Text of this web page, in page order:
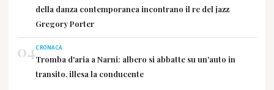
della danza contemporanea incontrano il re del jazz
Gregory Porter
04CRONACA
Tromba d'aria a Narni: albero si abbatte su un'auto in
transito, illesa la conducente